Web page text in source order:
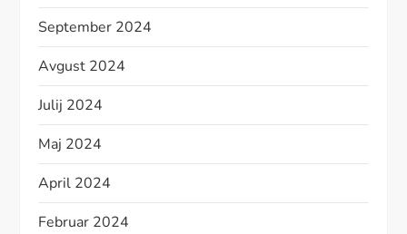
September 2024
Avgust 2024
Julij 2024
Maj 2024
April 2024
Februar 2024